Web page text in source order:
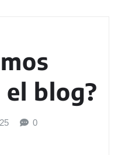
blog?
0